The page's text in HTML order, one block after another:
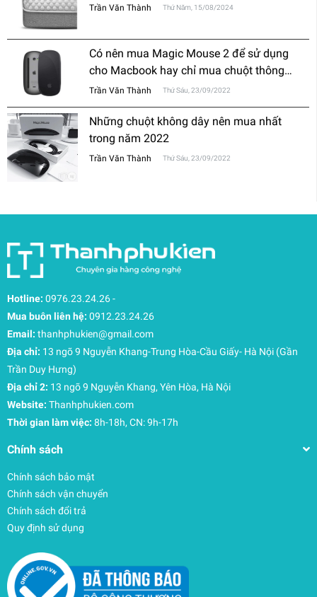
Trần Văn Thành Thứ Năm, 15/08/2024
Có nên mua Magic Mouse 2 để sử dụng
cho Macbook hay chỉ mua chuột thông
thường?
Trần Văn Thành Thứ Sáu, 23/09/2022
Những chuột không dây nên mua nhất
trong năm 2022
Trần Văn Thành Thứ Sáu, 23/09/2022
Hotline: 0976.23.24.26-
Mua buôn liên hệ: 0912.23.24.26
Email: thanhphukien@gmail.com
Địa chỉ: 13 ngõ 9 Nguyễn Khang-Trung Hòa-Cầu Giấy- Hà Nội (Gần
Trần Duy Hưng)
Địa chỉ 2: 13 ngõ 9 Nguyễn Khang, Yên Hòa, Hà Nội
Website: Thanhphukien.com
Thời gian làm việc: 8h-18h, CN: 9h-17h
Chính sách
Chính sách bảo mật
Chính sách vận chuyển
Chính sách đổi trả
Quy định sử dụng